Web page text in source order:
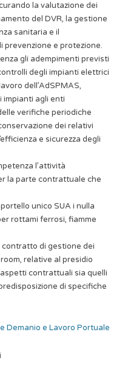
la valutazione dei
del DVR, la gestione
sanitaria e il
prevenzione e protezione.
gli adempimenti previsti
degli impianti elettrici
dell’AdSPMAS,
impianti agli enti
verifiche periodiche
dei relativi
e sicurezza degli
l’attività
la parte contrattuale che
unico SUA i nulla
rottami ferrosi, fiamme
di gestione dei
relative al presidio
contrattuali sia quelli
di specifiche
Demanio e Lavoro Portuale